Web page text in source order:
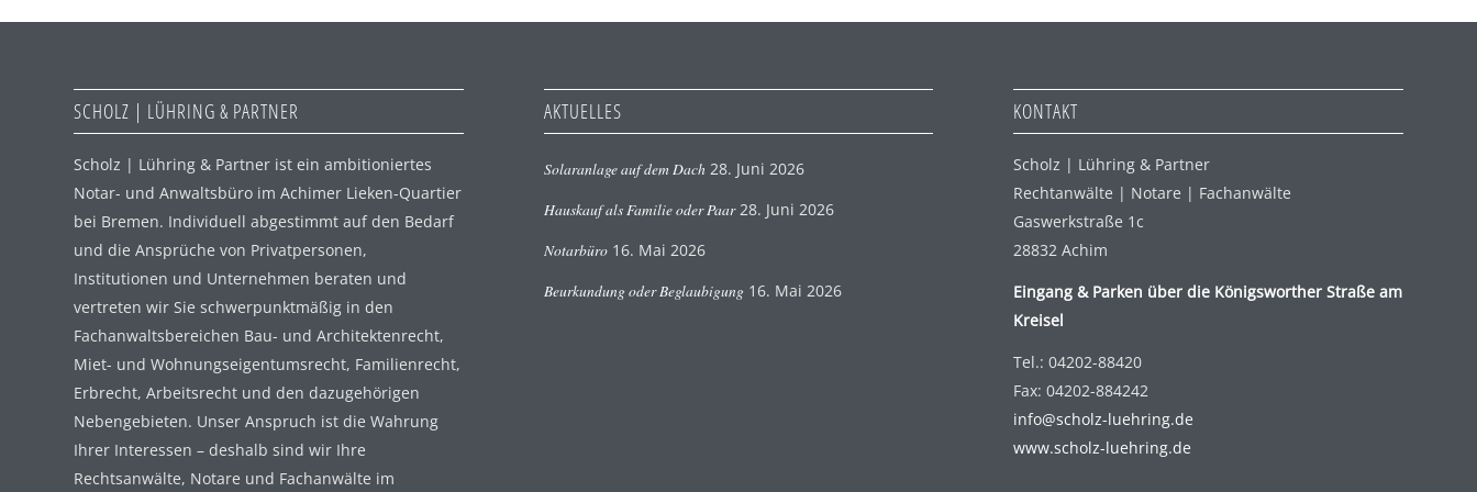
SCHOLZ | LÜHRING & PARTNER
Scholz | Lühring & Partner ist ein ambitioniertes
Notar- und Anwaltsbüro im Achimer Lieken-Quartier
bei Bremen. Individuell abgestimmt auf den Bedarf
und die Ansprüche von Privatpersonen,
Institutionen und Unternehmen beraten und
vertreten wir Sie schwerpunktmäßig in den
Fachanwaltsbereichen Bau- und Architektenrecht,
Miet- und Wohnungseigentumsrecht, Familienrecht,
Erbrecht, Arbeitsrecht und den dazugehörigen
Nebengebieten. Unser Anspruch ist die Wahrung
Ihrer Interessen – deshalb sind wir Ihre
Rechtsanwälte, Notare und Fachanwälte im
AKTUELLES
Solaranlage auf dem Dach 28. Juni 2026
Hauskauf als Familie oder Paar 28. Juni 2026
Notarbüro 16. Mai 2026
Beurkundung oder Beglaubigung 16. Mai 2026
KONTAKT
Scholz | Lühring & Partner
Rechtanwälte | Notare | Fachanwälte
Gaswerkstraße 1c
28832 Achim
Eingang & Parken über die Königsworther Straße am
Kreisel
Tel.: 04202-88420
Fax: 04202-884242
info@scholz-luehring.de
www.scholz-luehring.de